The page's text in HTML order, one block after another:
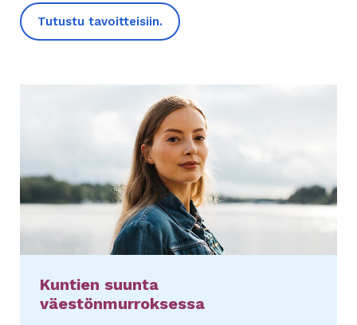
Tutustu tavoitteisiin.
Kuntien suunta
väestönmurroksessa